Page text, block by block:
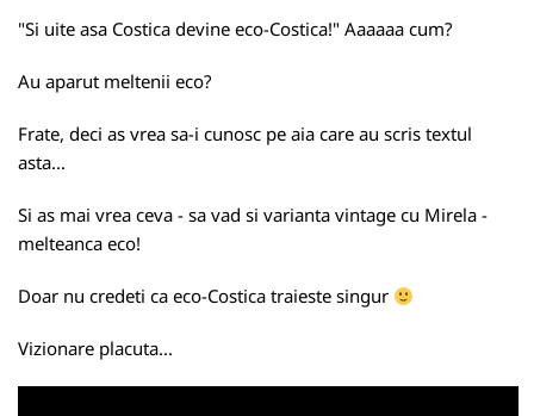
"Si uite asa Costica devine eco-Costica!" Aaaaaa cum?
Au aparut meltenii eco?
Frate, deci as vrea sa-i cunosc pe aia care au scris textul
asta...
Si as mai vrea ceva - sa vad si varianta vintage cu Mirela -
melteanca eco!
Doar nu credeti ca eco-Costica traieste singur
Vizionare placuta...